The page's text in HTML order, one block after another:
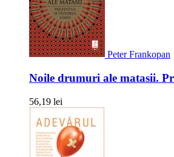
Peter Frankopan
Noile drumuri ale matasii.
56,19 lei